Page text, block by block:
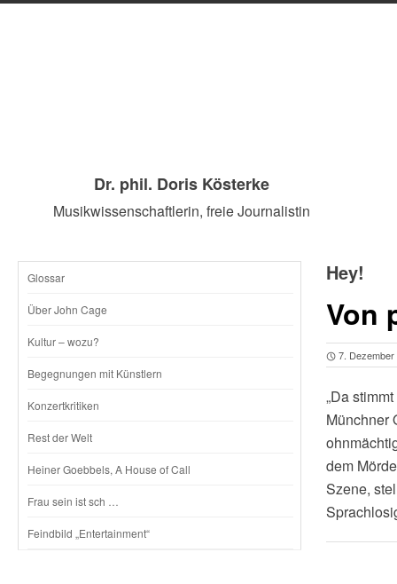
Dr. phil. Doris Kösterke
Musikwissenschaftlerin, freie Journalistin
SKIP
CONTENT
Glossar
Über John Cage
Kultur – wozu?
Begegnungen mit Künstlern
Konzertkritiken
Rest der Welt
Heiner Goebbels, A House of Call
Frau sein ist sch …
Feindbild „Entertainment“
Hey!
Von
7. Dezember
„Da
Münchner
dem
Szene,